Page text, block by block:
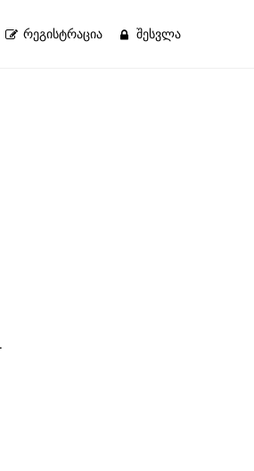
ᲠᲔᲒᲘᲡᲢᲠᲐᲪᲘᲐ ᲨᲔᲡᲕᲚᲐ
.